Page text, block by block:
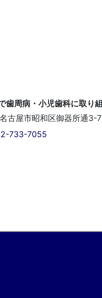
古屋市昭和区御器所通3-7
733-7055